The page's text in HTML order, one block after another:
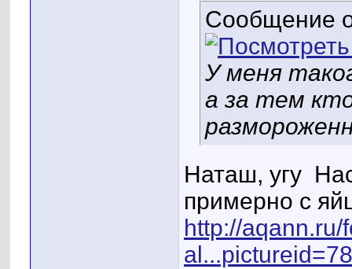
Сообщение
У меня
а за тем
Наташ, угу
примерно с
http://